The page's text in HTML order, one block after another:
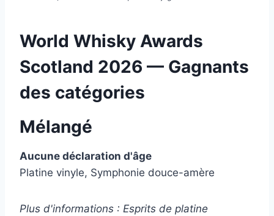
World Whisky Awards
Scotland 2026 — Gagnants
des catégories
Mélangé
Aucune déclaration d'âge
Platine vinyle, Symphonie douce-amère
Plus d'informations : Esprits de platine